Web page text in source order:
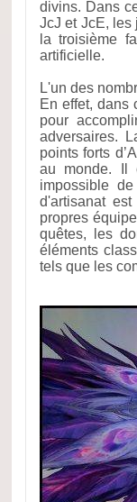
divins. Dans
JcJ et JcE, les
la troisième
artificielle.
L'un des
En effet, dans
pour
adversaires.
points forts
au monde. Il
impossible
d'artisanat
propres
quêtes, les
éléments
tels que les